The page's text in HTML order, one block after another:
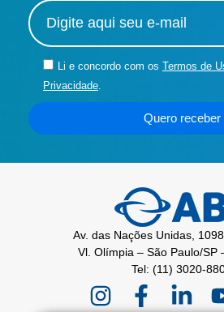
Li e concordo com os Termos de
Privacidade.
Quero receber
Av. das Nações Unidas,
Vl. Olímpia – São Paulo/SP
Tel: (11) 3020-